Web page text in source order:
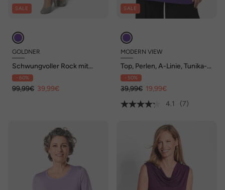
SALE
GOLDNER
Schwungvoller Rock mit
Blumenprint
- 60%
99,99€ 39,99€
SALE
MODERN VIEW
Top, Perlen, A-Linie, Tunika-
Ausschnitt, ärmellos
- 50%
39,99€ 19,99€
4.1
(7)